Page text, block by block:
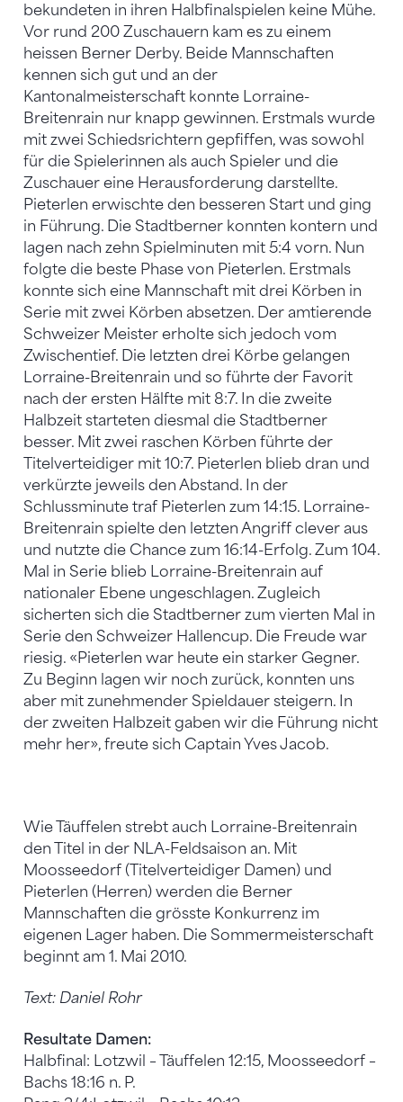
bekundeten in ihren Halbfinalspielen keine Mühe.
Vor rund 200 Zuschauern kam es zu einem
heissen Berner Derby. Beide Mannschaften
kennen sich gut und an der
Kantonalmeisterschaft konnte Lorraine-
Breitenrain nur knapp gewinnen. Erstmals wurde
mit zwei Schiedsrichtern gepfiffen, was sowohl
für die Spielerinnen als auch Spieler und die
Zuschauer eine Herausforderung darstellte.
Pieterlen erwischte den besseren Start und ging
in Führung. Die Stadtberner konnten kontern und
lagen nach zehn Spielminuten mit 5:4 vorn. Nun
folgte die beste Phase von Pieterlen. Erstmals
konnte sich eine Mannschaft mit drei Körben in
Serie mit zwei Körben absetzen. Der amtierende
Schweizer Meister erholte sich jedoch vom
Zwischentief. Die letzten drei Körbe gelangen
Lorraine-Breitenrain und so führte der Favorit
nach der ersten Hälfte mit 8:7. In die zweite
Halbzeit starteten diesmal die Stadtberner
besser. Mit zwei raschen Körben führte der
Titelverteidiger mit 10:7. Pieterlen blieb dran und
verkürzte jeweils den Abstand. In der
Schlussminute traf Pieterlen zum 14:15. Lorraine-
Breitenrain spielte den letzten Angriff clever aus
und nutzte die Chance zum 16:14-Erfolg. Zum 104.
Mal in Serie blieb Lorraine-Breitenrain auf
nationaler Ebene ungeschlagen. Zugleich
sicherten sich die Stadtberner zum vierten Mal in
Serie den Schweizer Hallencup. Die Freude war
riesig. «Pieterlen war heute ein starker Gegner.
Zu Beginn lagen wir noch zurück, konnten uns
aber mit zunehmender Spieldauer steigern. In
der zweiten Halbzeit gaben wir die Führung nicht
mehr her», freute sich Captain Yves Jacob.
Wie Täuffelen strebt auch Lorraine-Breitenrain
den Titel in der NLA-Feldsaison an. Mit
Moosseedorf (Titelverteidiger Damen) und
Pieterlen (Herren) werden die Berner
Mannschaften die grösste Konkurrenz im
eigenen Lager haben. Die Sommermeisterschaft
beginnt am 1. Mai 2010.
Text: Daniel Rohr
Resultate Damen:
Halbfinal: Lotzwil – Täuffelen 12:15, Moosseedorf –
Bachs 18:16 n. P.